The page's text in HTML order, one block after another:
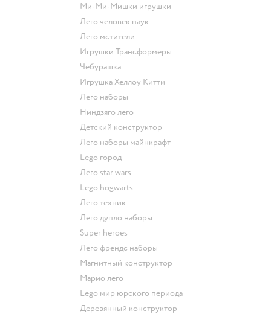
Ми-Ми-Мишки игрушки
Лего человек паук
Лего мстители
Игрушки Трансформеры
Чебурашка
Игрушка Хеллоу Китти
Лего наборы
Ниндзяго лего
Детский конструктор
Лего наборы майнкрафт
Lego город
Лего star wars
Lego hogwarts
Лего техник
Лего дупло наборы
Super heroes
Лего френдс наборы
Магнитный конструктор
Марио лего
Lego мир юрского периода
Деревянный конструктор